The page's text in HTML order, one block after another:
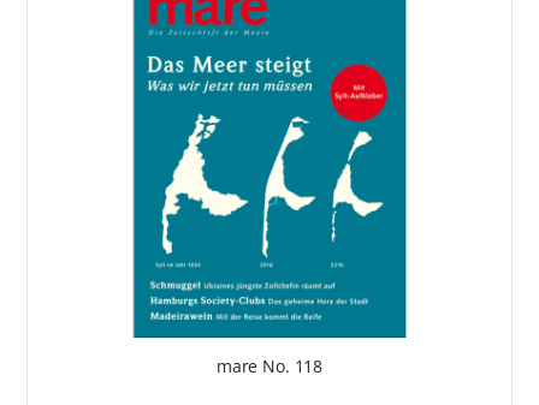
mare No. 118